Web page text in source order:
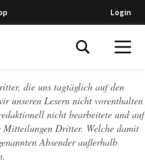
Login
die uns tagtäglich auf den
unseren Lesern nicht vorenthalten
nicht bearbeitete und auf
Dritter. Welche damit
Absender außerhalb